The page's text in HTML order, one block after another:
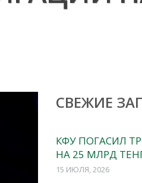
СВЕЖИЕ
КФУ ПОГАСИЛ
НА 25 МЛРД
15 ИЮЛЯ, 2026